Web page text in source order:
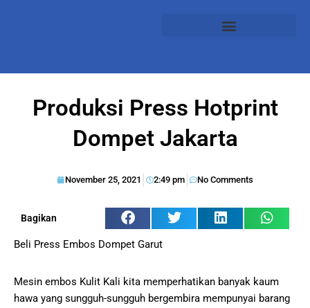
Produksi Press Hotprint
Dompet Jakarta
November 25, 2021 2:49 pm No Comments
Bagikan
Beli Press Embos Dompet Garut
Mesin embos Kulit Kali kita memperhatikan banyak kaum
hawa yang sungguh-sungguh bergembira mempunyai barang